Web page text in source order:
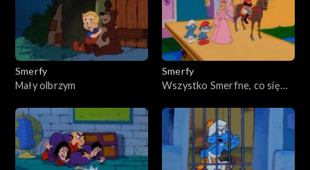
Smerfy
Mały olbrzym
Smerfy
Wszystko Smerfne, co się